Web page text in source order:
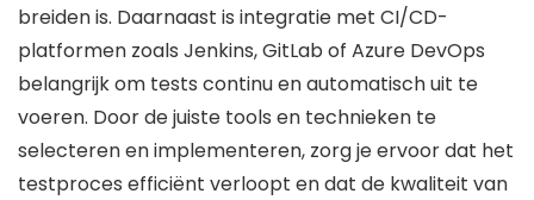
breiden is. Daarnaast is integratie met CI/CD-
platformen zoals Jenkins, GitLab of Azure DevOps
belangrijk om tests continu en automatisch uit te
voeren. Door de juiste tools en technieken te
selecteren en implementeren, zorg je ervoor dat het
testproces efficiënt verloopt en dat de kwaliteit van